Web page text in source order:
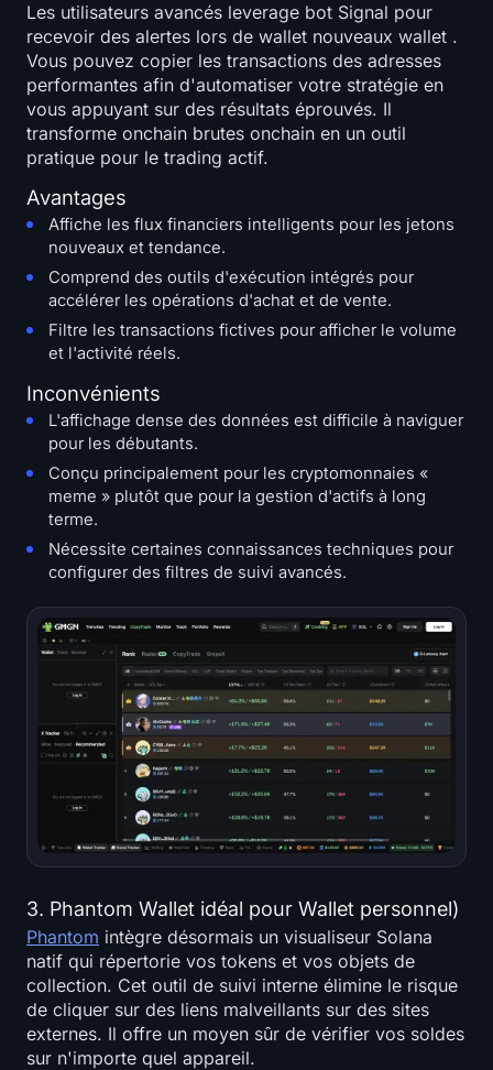
Les utilisateurs avancés leverage bot Signal pour
recevoir des alertes lors de wallet nouveaux wallet .
Vous pouvez copier les transactions des adresses
performantes afin d'automatiser votre stratégie en
vous appuyant sur des résultats éprouvés. Il
transforme onchain brutes onchain en un outil
pratique pour le trading actif.
Avantages
Affiche les flux financiers intelligents pour les jetons
nouveaux et tendance.
Comprend des outils d'exécution intégrés pour
accélérer les opérations d'achat et de vente.
Filtre les transactions fictives pour afficher le volume
et l'activité réels.
Inconvénients
L'affichage dense des données est difficile à naviguer
pour les débutants.
Conçu principalement pour les cryptomonnaies «
meme » plutôt que pour la gestion d'actifs à long
terme.
Nécessite certaines connaissances techniques pour
configurer des filtres de suivi avancés.
3. Phantom Wallet idéal pour Wallet personnel)
Phantom intègre désormais un visualiseur Solana
natif qui répertorie vos tokens et vos objets de
collection. Cet outil de suivi interne élimine le risque
de cliquer sur des liens malveillants sur des sites
externes. Il offre un moyen sûr de vérifier vos soldes
sur n'importe quel appareil.